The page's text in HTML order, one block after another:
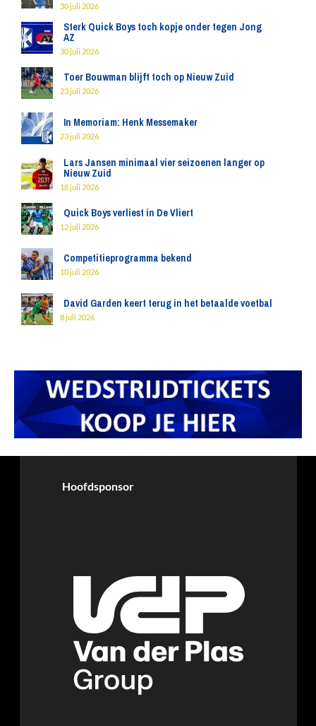
30 juli 2026
Sterk Quick Boys toch kopje onder tegen Jong
AZ
30 juli 2026
Toer Bouwman blijft toch op Nieuw Zuid
23 juli 2026
In Memoriam: Henk Messemaker
23 juli 2026
Lars Jansen minimaal vier seizoenen langer op
Nieuw Zuid
18 juli 2026
Quick Boys verliest in De Vliert
12 juli 2026
Competitieprogramma bekend
10 juli 2026
David Garden keert terug in het betaalde voetbal
8 juli 2026
Hoofdsponsor